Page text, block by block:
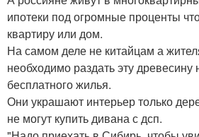
ипотеки под огромные проценты
квартиру или дом.
На самом деле не китайцам а
необходимо раздать эту древесину
бесплатного жилья.
Они украшают интерьер только
не могут купить дивана с дсп.